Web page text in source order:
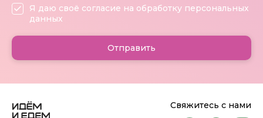
Свяжитесь с нами
Я даю своё согласие на обработку персональных
данных
Отправить